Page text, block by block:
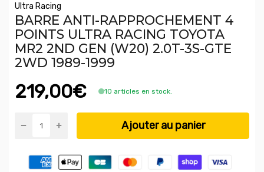
Ultra Racing
BARRE ANTI-RAPPROCHEMENT 4
POINTS ULTRA RACING TOYOTA
MR2 2ND GEN (W20) 2.0T-3S-GTE
2WD 1989-1999
219,00€ 10 articles en stock.
Ajouter au panier